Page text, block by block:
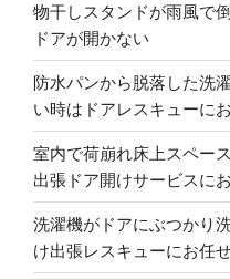
物干しスタンドが雨風で
ドアが開かない
防水パンから脱落した洗
い時はドアレスキューに
室内で荷崩れ床上スペー
出張ドア開けサービスに
洗濯機がドアにぶつかり
け出張レスキューにお任せ